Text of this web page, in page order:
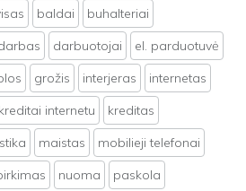
baldai
buhalteriai
darbuotojai
el. parduotuvė
grožis interjeras
internetas
kreditai internetu
kreditas
maistas
mobilieji telefonai
nuoma
paskola